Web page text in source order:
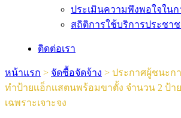
ประเมินความพึงพอใจในก
สถิติการใช้บริการประชา
ติดต่อเรา
หน้าแรก > จัดซื้อจัดจ้าง > ประกาศผู้ชนะก
ทำป้ายเเอ็กเเสตนพร้อมขาตั้ง จำนวน 2 ป้
เฉพราะเจาะจง